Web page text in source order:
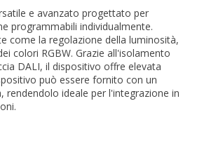
e avanzato progettato per
programmabili individualmente.
come la regolazione della luminosità,
colori RGBW. Grazie all'isolamento
DALI, il dispositivo offre elevata
può essere fornito con un
ideale per l'integrazione in